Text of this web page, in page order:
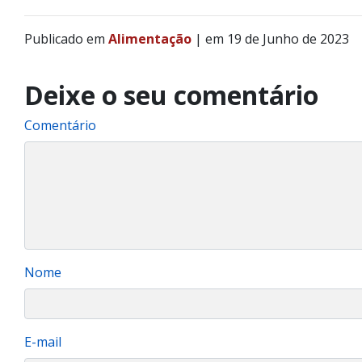
Publicado em Alimentação | em 19 de Junho de 2023
Deixe o seu comentário
Comentário
Nome
E-mail